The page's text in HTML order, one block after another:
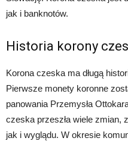
jak i banknotów.
Historia korony
Korona czeska ma długą
Pierwsze monety koronne
panowania Przemysła
czeska przeszła wiele zmian,
jak i wyglądu. W okresie